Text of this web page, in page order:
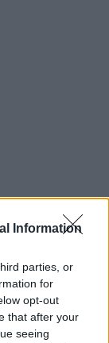
Information
parties, or
for
opt-out
that after your
seeing